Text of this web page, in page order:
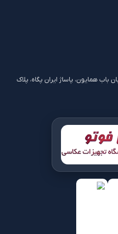
باب همایون، پاساژ ایران پگاه، پلاک